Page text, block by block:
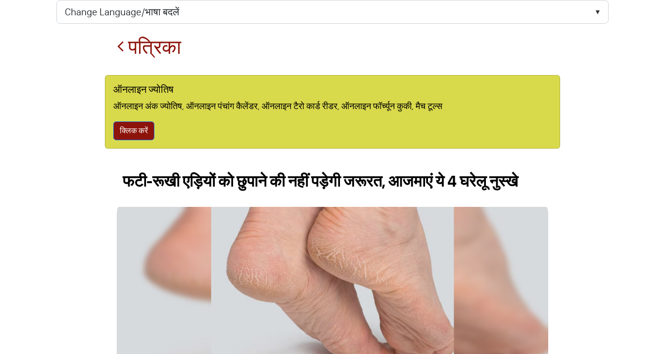
पत्रिका
ऑनलाइन ज्योतिष
ऑनलाइन अंक ज्योतिष, ऑनलाइन पंचांग कैलेंडर, ऑनलाइन टैरो कार्ड रीडर, ऑनलाइन फॉर्च्यून कुकी, मैच टूल्स
क्लिक करें
फटी-रूखी एड़ियों को छुपाने की नहीं पड़ेगी जरूरत, आजमाएं ये 4 घरेलू नुस्खे